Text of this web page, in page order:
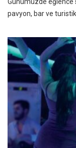
pavyon, bar ve